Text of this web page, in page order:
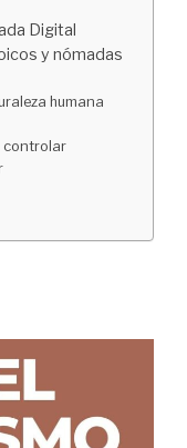
Digital
y nómadas
humana
controlar